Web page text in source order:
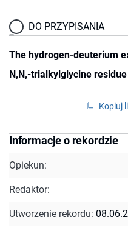
DO PRZYPISANIA
The hydrogen-deuterium
N,N,-trialkylglycine
Kopiuj
Informacje o rekordzie
Opiekun:
Redaktor:
Utworzenie rekordu: